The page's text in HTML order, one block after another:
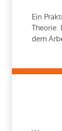
Ein
Theorie.
dem